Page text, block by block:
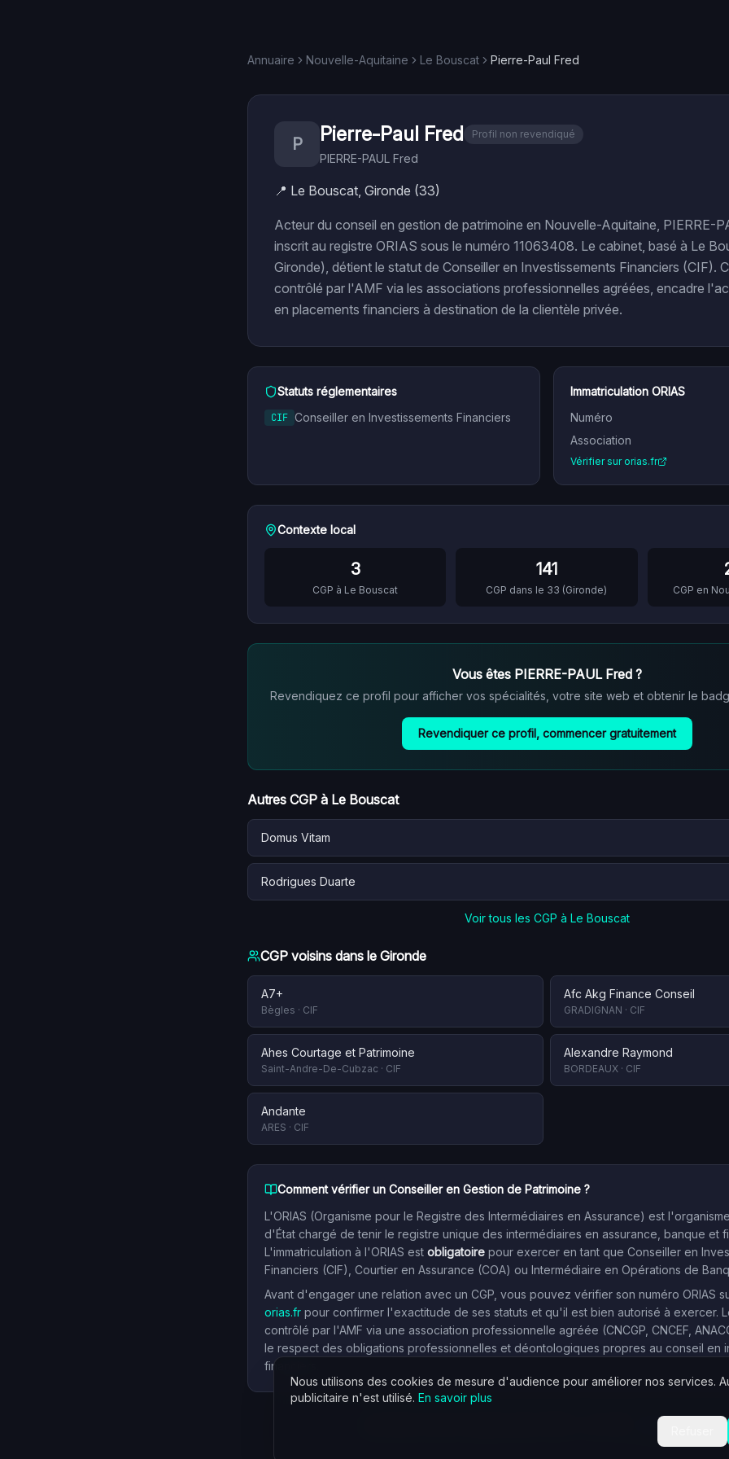
Annuaire Nouvelle-Aquitaine Le Bouscat Pierre-Paul Fred
P Pierre-Paul Fred Profil non revendiqué
PIERRE-PAUL Fred
📍 Le Bouscat, Gironde (33)
Acteur du conseil en gestion de patrimoine en Nouvelle-Aquitaine, PIERRE-
inscrit au registre ORIAS sous le numéro 11063408. Le cabinet, basé à Le
Gironde), détient le statut de Conseiller en Investissements Financiers (CIF).
contrôlé par l'AMF via les associations professionnelles agréées, encadre
en placements financiers à destination de la clientèle privée.
Statuts réglementaires
CIF Conseiller en Investissements Financiers
Immatriculation ORIAS
Numéro
Association
Vérifier sur orias.fr
Contexte local
3
CGP à Le Bouscat
141
CGP dans le 33 (Gironde) CGP en
Vous êtes PIERRE-PAUL Fred?
Revendiquez ce profil pour afficher vos spécialités, votre site web et obtenir le
Revendiquer ce profil, commencer gratuitement
Autres CGP à Le Bouscat
Domus Vitam
Rodrigues Duarte
Voir tous les CGP à Le Bouscat
CGP voisins dans le Gironde
A7+
Bègles · CIF
Afc Akg Finance Conseil
GRADIGNAN · CIF
Ahes Courtage et Patrimoine
Saint-Andre-De-Cubzac · CIF
Alexandre Raymond
BORDEAUX · CIF
Andante
ARES · CIF
Comment vérifier un Conseiller en Gestion de Patrimoine ?
L'ORIAS (Organisme pour le Registre des Intermédiaires en Assurance) est
d'État chargé de tenir le registre unique des intermédiaires en assurance, banque et
L'immatriculation à l'ORIAS est obligatoire pour exercer en tant que Conseiller en
Financiers (CIF), Courtier en Assurance (COA) ou Intermédiaire en Opérations de
Avant d'engager une relation avec un CGP, vous pouvez vérifier son numéro ORIAS
orias.fr pour confirmer l'exactitude de ses statuts et qu'il est bien autorisé à exercer.
contrôlé par l'AMF via une association professionnelle agréée (CNCGP, CNCEF,
le respect des obligations professionnelles et déontologiques propres au conseil en
financiers.
Signaler une erreur
Nous utilisons des cookies de mesure d'audience pour améliorer nos services.
publicitaire n'est utilisé. En savoir plus